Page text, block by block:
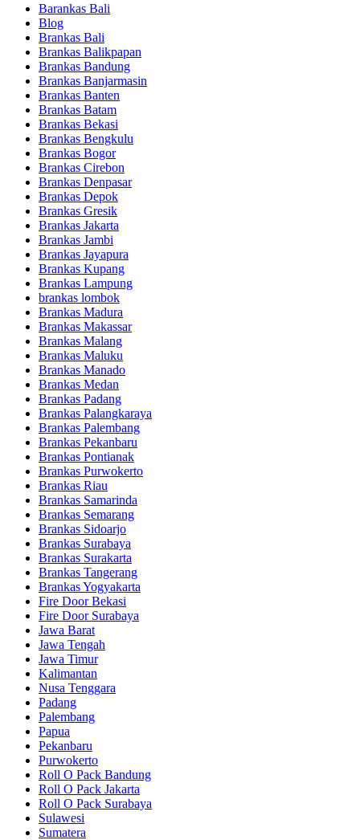
Barankas Bali
Blog
Brankas Bali
Brankas Balikpapan
Brankas Bandung
Brankas Banjarmasin
Brankas Banten
Brankas Batam
Brankas Bekasi
Brankas Bengkulu
Brankas Bogor
Brankas Cirebon
Brankas Denpasar
Brankas Depok
Brankas Gresik
Brankas Jakarta
Brankas Jambi
Brankas Jayapura
Brankas Kupang
Brankas Lampung
brankas lombok
Brankas Madura
Brankas Makassar
Brankas Malang
Brankas Maluku
Brankas Manado
Brankas Medan
Brankas Padang
Brankas Palangkaraya
Brankas Palembang
Brankas Pekanbaru
Brankas Pontianak
Brankas Purwokerto
Brankas Riau
Brankas Samarinda
Brankas Semarang
Brankas Sidoarjo
Brankas Surabaya
Brankas Surakarta
Brankas Tangerang
Brankas Yogyakarta
Fire Door Bekasi
Fire Door Surabaya
Jawa Barat
Jawa Tengah
Jawa Timur
Kalimantan
Nusa Tenggara
Padang
Palembang
Papua
Pekanbaru
Purwokerto
Roll O Pack Bandung
Roll O Pack Jakarta
Roll O Pack Surabaya
Sulawesi
Sumatera